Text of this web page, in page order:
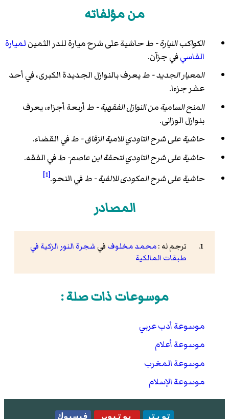
من مؤلفاته
الكواكب النيارة - طحاشية على شرحميارة للدر الثمينلميارة
الفاسيفي جزآن.
المعيار الجديد - طيعرف بالنوازل الجديدة الكبرى، في أحد
عشر جزءا.
المنح السامية من النوازل الفقهية - طأربعة أجزاء، يعرف
بنوازل الوزانى.
حاشية على شرح التاودي للامية الزقاق - طفي القضاء.
حاشية على شرح التاودي لتحفة ابن عاصم- طفي الفقه.
حاشية على شرح المكودى للالفية - طفي النحو.[1]
المصادر
ترجم له :محمد مخلوف في شجرة النور الزكية في
طبقات المالكية
موسوعات ذات صلة :
موسوعة أدب عربي
موسوعة أعلام
موسوعة المغرب
موسوعة الإسلام
تويتر يوتيوب فيسبوك